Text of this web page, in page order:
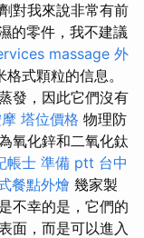
對我來說非常有前
的零件，我不建議
massage 外
式顆粒的信息。
發，因此它們沒有
塔位價格 物理防
氧化鋅和二氧化鈦
帳士 準備 ptt 台中
餐點外燴 幾家製
不幸的是，它們的
面，而是可以進入